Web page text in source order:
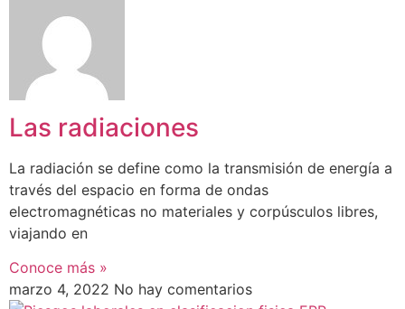
Las radiaciones
La radiación se define como la transmisión de energía a
través del espacio en forma de ondas
electromagnéticas no materiales y corpúsculos libres,
viajando en
Conoce más »
marzo 4, 2022 No hay comentarios